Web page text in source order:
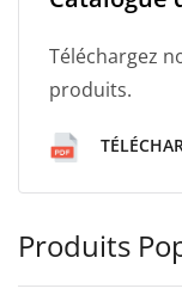
Téléchargez
produits.
Produits